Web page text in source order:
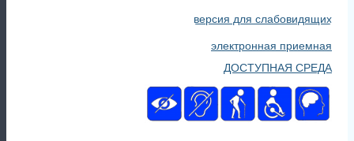
версия для слабовидящих
электронная приемная
ДОСТУПНАЯ СРЕДА